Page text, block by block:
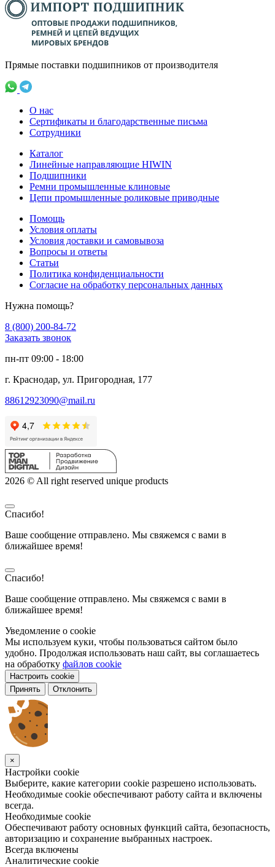
Прямые поставки подшипников от производителя
О нас
Сертификаты и благодарственные письма
Сотрудники
Каталог
Линейные направляющие HIWIN
Подшипники
Ремни промышленные клиновые
Цепи промышленные роликовые приводные
Помощь
Условия оплаты
Условия доставки и самовывоза
Вопросы и ответы
Статьи
Политика конфиденциальности
Согласие на обработку персональных данных
Нужна помощь?
8 (800) 200-84-72
Заказать звонок
пн-пт 09:00 - 18:00
г. Краснодар, ул. Пригородная, 177
88612923090@mail.ru
2026 © All right reserved unique products
Спасибо!
Ваше сообщение отправлено. Мы свяжемся с вами в
ближайшее время!
Спасибо!
Ваше сообщение отправлено. Мы свяжемся с вами в
ближайшее время!
Уведомление о cookie
Мы используем куки, чтобы пользоваться сайтом было
удобно. Продолжая использовать наш сайт, вы соглашаетесь
на обработку файлов cookie
Настроить cookie
Принять
Отклонить
×
Настройки cookie
Выберите, какие категории cookie разрешено использовать.
Необходимые cookie обеспечивают работу сайта и включены
всегда.
Необходимые cookie
Обеспечивают работу основных функций сайта, безопасность,
авторизацию и сохранение выбранных настроек.
Всегда включены
Аналитические cookie